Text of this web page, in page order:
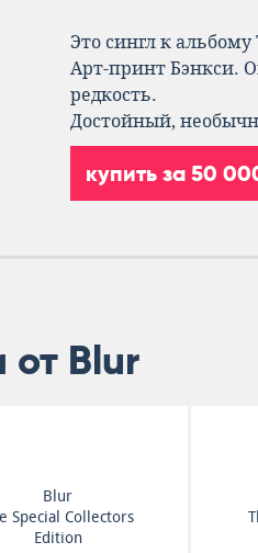
Это сингл к альбому
Арт-принт Бэнкси.
редкость.
Достойный,
купить за 50
от Blur
Blur
Special Collectors
Edition